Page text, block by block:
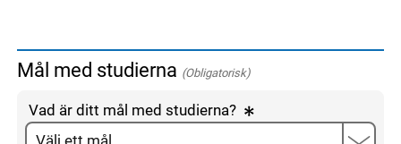
Mål med studierna (Obligatorisk)
Vad är ditt mål med studierna?